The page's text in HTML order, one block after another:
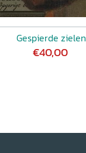
Gespierde zielen
€40,00